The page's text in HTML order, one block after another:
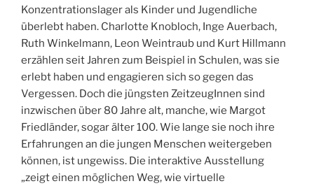
Konzentrationslager als Kinder und Jugendliche
überlebt haben. Charlotte Knobloch, Inge Auerbach,
Ruth Winkelmann, Leon Weintraub und Kurt Hillmann
erzählen seit Jahren zum Beispiel in Schulen, was sie
erlebt haben und engagieren sich so gegen das
Vergessen. Doch die jüngsten ZeitzeugInnen sind
inzwischen über 80 Jahre alt, manche, wie Margot
Friedländer, sogar älter 100. Wie lange sie noch ihre
Erfahrungen an die jungen Menschen weitergeben
können, ist ungewiss. Die interaktive Ausstellung
„zeigt einen möglichen Weg, wie virtuelle